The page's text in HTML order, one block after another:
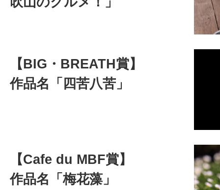
【BIG・BREATH賞】
作品名「四苦八苦」
【Cafe du MBF賞】
作品名「梅花藻」